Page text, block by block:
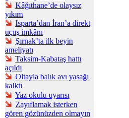
Kâğıthane’de olaysız
yıkım
Isparta’dan İran’a direkt
uçuş imkânı
Şırnak’ta ilk beyin
ameliyatı
Taksim-Kabataş hattı
açıldı
Oltayla balık avı yasağı
kalktı
Yaz okulu uyarısı
Zayıflamak isterken
gören gözünüzden olmayın